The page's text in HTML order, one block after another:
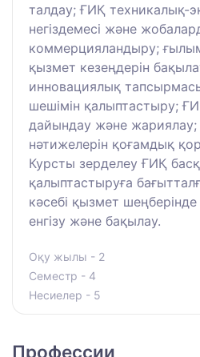
талдау; ҒИҚ техникалық-
негіздемесі және
коммерцияландыру;
қызмет кезеңдерін
инновациялық
шешімін қалыптастыру;
дайындау және жариялау;
нәтижелерін қоғамдық
Курсты зерделеу ҒИҚ
қалыптастыруға
кәсебі қызмет
енгізу және бақылау.
Оқу жылы - 2
Семестр - 4
Несиелер - 5
Профессии